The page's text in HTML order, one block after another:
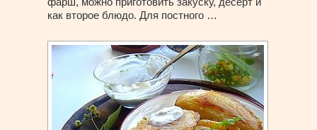
как второе блюдо. Для постного …